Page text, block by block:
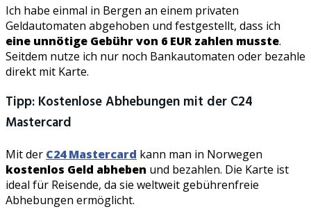
Ich habe einmal in Bergen an einem privaten
Geldautomaten abgehoben und festgestellt, dass ich
eine unnötige Gebühr von 6 EUR zahlen musste.
Seitdem nutze ich nur noch Bankautomaten oder bezahle
direkt mit Karte.
Tipp: Kostenlose Abhebungen mit der C24
Mastercard
Mit der C24 Mastercard kann man in Norwegen
kostenlos Geld abheben und bezahlen. Die Karte ist
ideal für Reisende, da sie weltweit gebührenfreie
Abhebungen ermöglicht.